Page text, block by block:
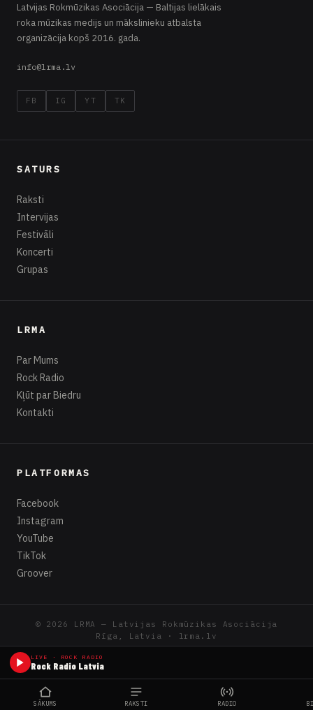
Latvijas Rokmūzikas Asociācija — Baltijas lielākais
roka mūzikas medijs un mākslinieku atbalsta
organizācija kopš 2016. gada.
info@lrma.lv
FB IG YT TK
SATURS
Raksti
Intervijas
Festivāli
Koncerti
Grupas
LRMA
Par Mums
Rock Radio
Kļūt par Biedru
Kontakti
PLATFORMAS
Facebook
Instagram
YouTube
TikTok
Groover
© 2026 LRMA — Latvijas Rokmūzikas Asociācija
Rīga, Latvia · lrma.lv